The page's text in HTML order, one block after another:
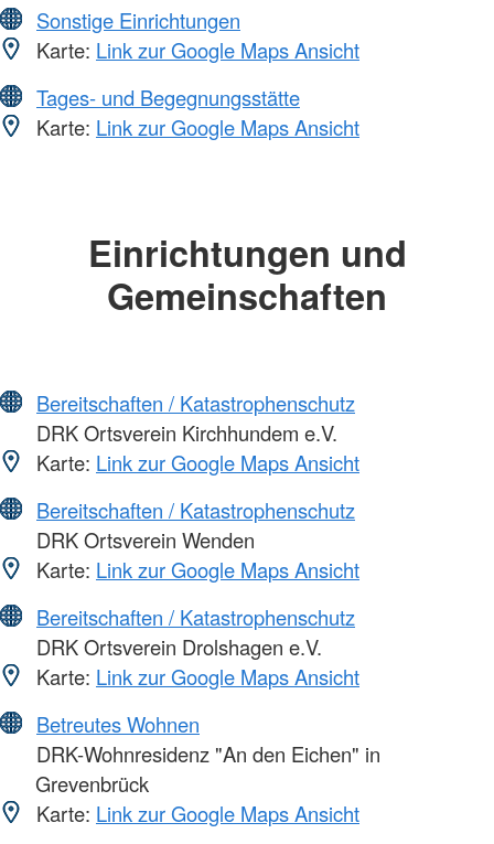
Sonstige Einrichtungen
Karte: Link zur Google Maps Ansicht
Tages- und Begegnungsstätte
Karte: Link zur Google Maps Ansicht
Einrichtungen und
Gemeinschaften
Bereitschaften / Katastrophenschutz
DRK Ortsverein Kirchhundem e.V.
Karte: Link zur Google Maps Ansicht
Bereitschaften / Katastrophenschutz
DRK Ortsverein Wenden
Karte: Link zur Google Maps Ansicht
Bereitschaften / Katastrophenschutz
DRK Ortsverein Drolshagen e.V.
Karte: Link zur Google Maps Ansicht
Betreutes Wohnen
DRK-Wohnresidenz "An den Eichen" in
Grevenbrück
Karte: Link zur Google Maps Ansicht